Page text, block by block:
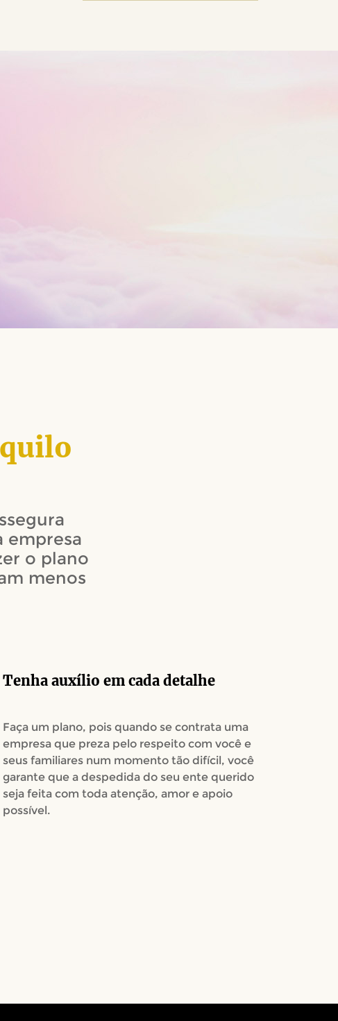
empresa
o plano
menos
Tenha auxílio em cada detalhe
Faça um plano, pois quando se contrata uma
empresa que preza pelo respeito com você e
seus familiares num momento tão difícil, você
garante que a despedida do seu ente querido
seja feita com toda atenção, amor e apoio
possível.